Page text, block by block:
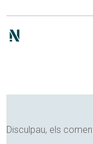
Disculpau, els